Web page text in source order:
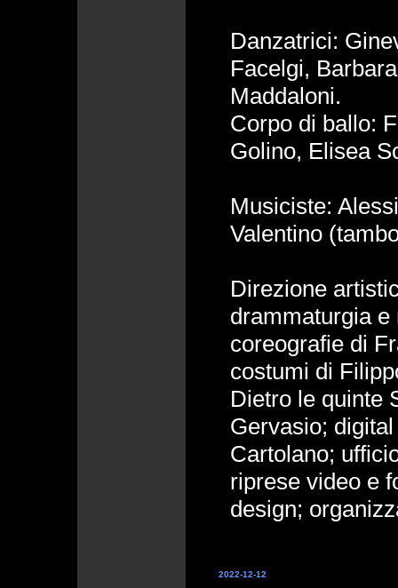
Danzatrici:
Facelgi,
Maddaloni.
Corpo di ballo:
Golino, Elisea
Musiciste:
Valentino
Direzione
drammaturgia
coreografie di
costumi di
Dietro le quinte
Gervasio;
Cartolano;
riprese video e
design;
2022-12-12